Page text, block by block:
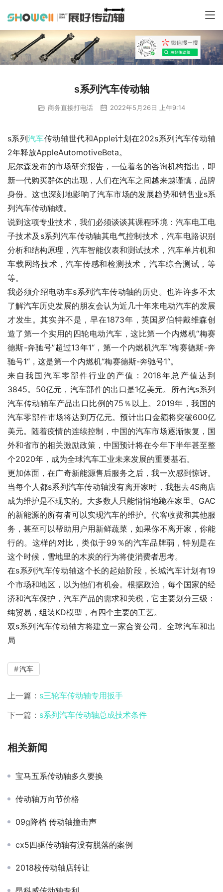
s系列汽车传动轴
商务直接打电话 2022年5月26日 上午9:14
s系列汽车传动轴世代和Apple计划在202s系列汽车传动轴
2年释放AppleAutomotiveBeta。
尼尔森发布的市场研究报告，一位着名的咨询机构指出，即
新一代购买群体的出现，人们在汽车之间越来越谨慎，品牌
身份。这也深刻地影响了汽车市场的发展趋势和销售业s系
列汽车传动轴绩。
说到这项专业技术，我们必须谈谈其课程环境：汽车电工电
子技术及s系列汽车传动轴其电气控制技术，汽车电路识别
分析和结构原理，汽车智能仪表和测试技术，汽车单片机和
车载网络技术，汽车传感和检测技术，汽车综合测试，等
等。
我必须介绍电动车s系列汽车传动轴的历史。也许许多不太
了解汽车历史发展的朋友会认为近几十年来电动汽车的发展
才发生。其实并不是，早在1873年，英国罗伯特戴维森创
造了第一个实用的四轮电动汽车，这比第一个内燃机“梅赛
德斯-奔驰号”超过13年1“，第一个内燃机汽车“梅赛德斯-奔
驰号1“，这是第一个内燃机“梅赛德斯-奔驰号1“。
来自我国汽车零部件行业的产值：2018年总产值达到
3845。50亿元，汽车部件的出口是1亿美元。所有汽s系列
汽车传动轴车产品出口比例的75％以上。2019年，我国的
汽车零部件市场将达到万亿元。预计出口金额将突破600亿
美元。随着疫情的连续控制，中国的汽车市场逐渐恢复，国
外和省市的相关激励政策，中国预计将在今年下半年甚至整
个2020年，成为全球汽车工业未来发展的重要基石。
更加体面，在广奇新能源售后服务之后，我一次感到惊讶。
当每个人都s系列汽车传动轴没有离开家时，我想去4S商店
成为维护是不现实的。大多数人只能悄悄地跪在家里。GAC
的新能源的所有者可以实现汽车的维护。代客收费和其他服
务，甚至可以帮助用户用新鲜蔬菜，如果你不离开家，你能
行的。这样的对比，类似于99％的汽车品牌弱，特别是在
这个时候，雪地里的木炭的行为将使消费者思考。
在s系列汽车传动轴这个长的起始阶段，长城汽车计划有19
个市场和地区，以为他们有机会。根据政治，每个国家的经
济和汽车保护，汽车产品的需求和关税，它主要划分三级：
纯贸易，组装KD模型，有四个主要的工艺。
双s系列汽车传动轴方将建立一家合资公司。全球汽车和出
局
汽车
上一篇： s三轮车传动轴专用扳手
下一篇： s系列汽车传动轴总成技术条件
相关新闻
宝马五系传动轴多久要换
传动轴万向节价格
09g降档 传动轴撞击声
cx5四驱传动轴有没有脱落的案例
2018校传动轴店转让